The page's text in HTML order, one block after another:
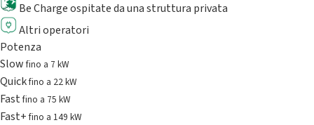
Be Charge ospitate da una struttura privata
Altri operatori
Potenza
Slowfino a 7 kW
Quickfino a 22 kW
Fastfino a 75 kW
Fast+fino a 149 kW